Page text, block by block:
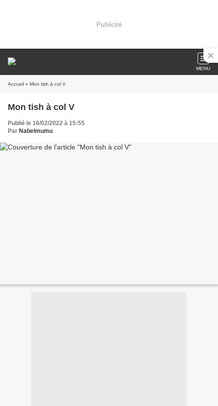
Publicité
MENU
Accueil » Mon tish à col V
Mon tish à col V
Publié le 16/02/2022 à 15:55
Par Nabelmumu